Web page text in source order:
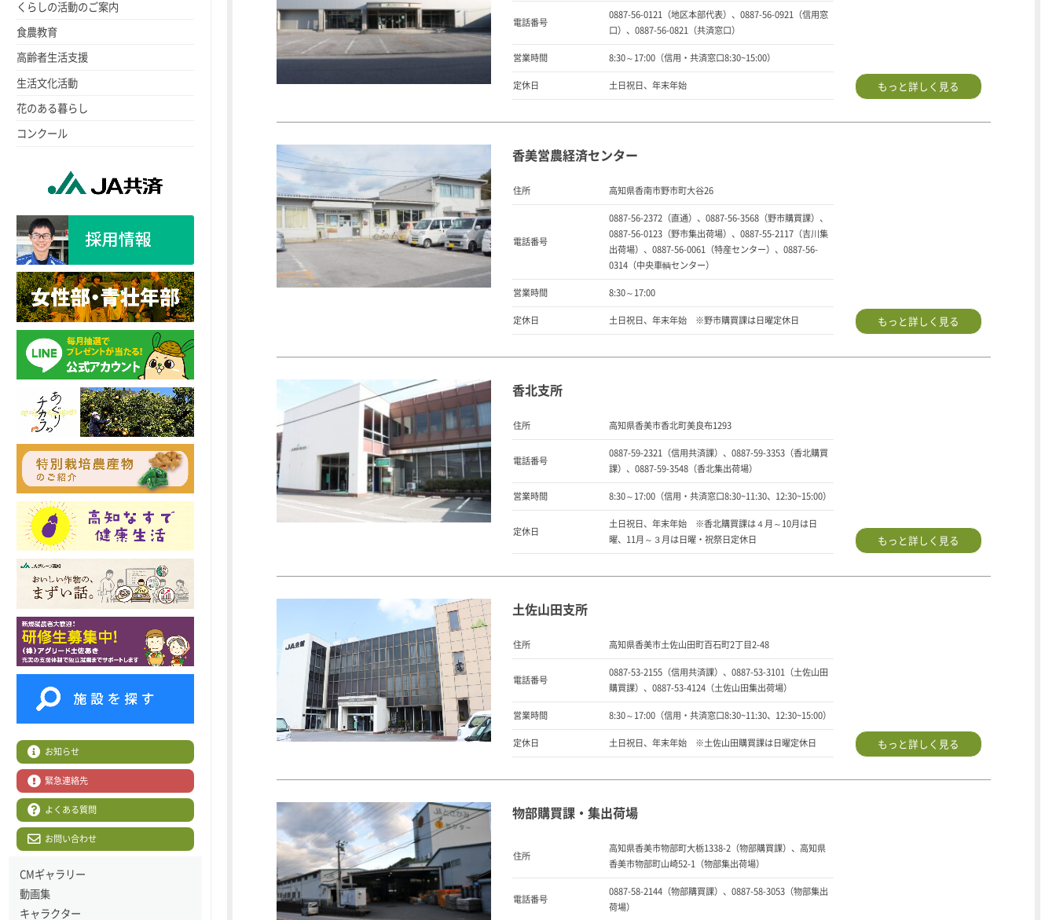
電話番号
0887-56-0121（地区本部代表）、0887-56-0921（信用窓
口）、0887-56-0821（共済窓口）
営業時間 8:30～17:00（信用・共済窓口8:30~15:00）
定休日 土日祝日、年末年始 もっと詳しく見る
香美営農経済センター
住所 高知県香南市野市町大谷26
電話番号
0887-56-2372（直通）、0887-56-3568（野市購買課）、
0887-56-0123（野市集出荷場）、0887-55-2117（吉川集
出荷場）、0887-56-0061（特産センター）、0887-56-
0314（中央車輌センター）
営業時間 8:30～17:00
定休日 土日祝日、年末年始 ※野市購買課は日曜定休日 もっと詳しく見る
香北支所
住所 高知県香美市香北町美良布1293
電話番号
0887-59-2321（信用共済課）、0887-59-3353（香北購買
課）、0887-59-3548（香北集出荷場）
営業時間 8:30～17:00（信用・共済窓口8:30~11:30、12:30~15:00）
定休日
土日祝日、年末年始 ※香北購買課は４月～10月は日
曜、11月～３月は日曜・祝祭日定休日
もっと詳しく見る
土佐山田支所
住所 高知県香美市土佐山田町百石町2丁目2-48
電話番号
0887-53-2155（信用共済課）、0887-53-3101（土佐山田
購買課）、0887-53-4124（土佐山田集出荷場）
営業時間 8:30～17:00（信用・共済窓口8:30~11:30、12:30~15:00）
定休日 土日祝日、年末年始 ※土佐山田購買課は日曜定休日 もっと詳しく見る
物部購買課・集出荷場
住所
高知県香美市物部町大栃1338-2（物部購買課）、高知県
香美市物部町山崎52-1（物部集出荷場）
電話番号
0887-58-2144（物部購買課）、0887-58-3053（物部集出
荷場）
くらしの活動のご案内
食農教育
高齢者生活支援
生活文化活動
花のある暮らし
コンクール
お知らせ
緊急連絡先
よくある質問
お問い合わせ
CMギャラリー
動画集
キャラクター